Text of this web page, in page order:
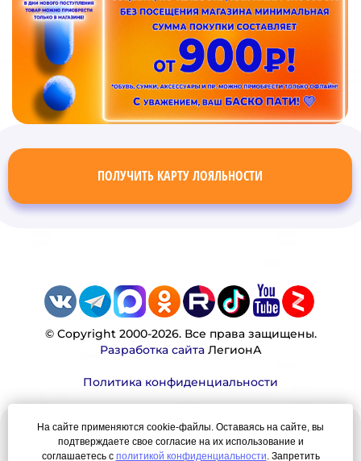
ПОЛУЧИТЬ КАРТУ ЛОЯЛЬНОСТИ
© Copyright 2000-2026. Все права защищены.
Разработка сайтаЛегионА
Политика конфиденциальности
Наша миссия:
На сайте применяются cookie-файлы. Оставаясь на сайте, вы
подтверждаете свое согласие на их использование и
соглашаетесь с политикой конфиденциальности. Запретить